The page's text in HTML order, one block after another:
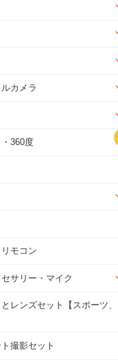
カメラ
360度
モコン
サリー・マイク
レンズセット【スポーツ、
撮影セット